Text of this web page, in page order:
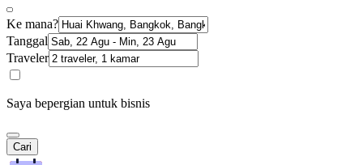
Ke mana?
Tanggal
Traveler
Saya bepergian untuk bisnis
Cari